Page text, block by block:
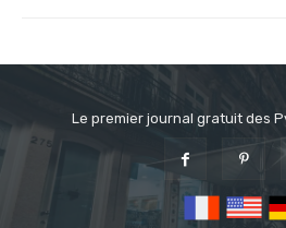
Le premier journal gratuit des